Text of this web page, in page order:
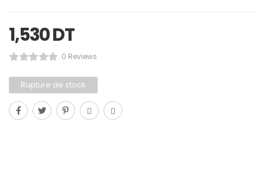
1,530DT
0 Reviews
Rupture de stock